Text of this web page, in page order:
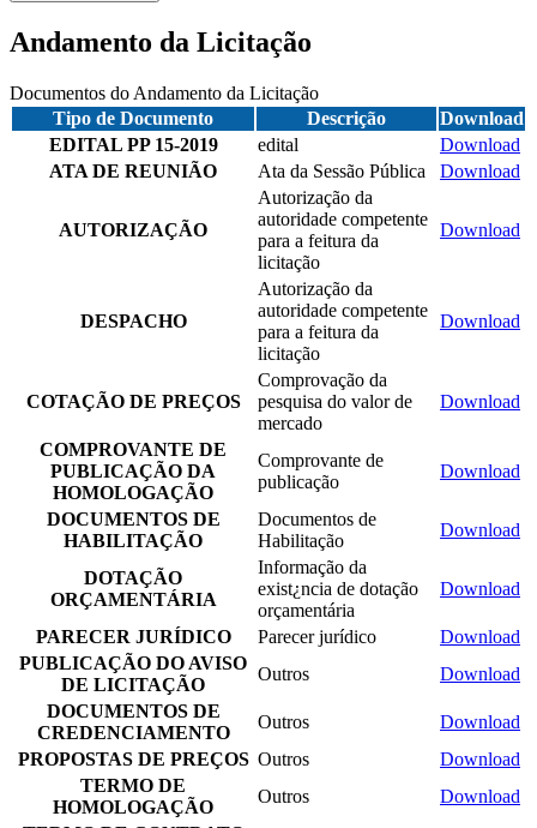
Andamento da Licitação
Documentos do Andamento da Licitação
Tipo de Documento
Descrição
Download
EDITAL PP 15-2019
edital
Download
ATA DE REUNIÃO
Ata da Sessão Pública Download
AUTORIZAÇÃO
Autorização da
autoridade competente
para a feitura da
licitação
Download
DESPACHO
Autorização da
autoridade competente
para a feitura da
licitação
Download
COTAÇÃO DE PREÇOS
Comprovação da
pesquisa do valor de
mercado
Download
COMPROVANTE DE
PUBLICAÇÃO DA
HOMOLOGAÇÃO
Comprovante de
publicação
Download
DOCUMENTOS DE
HABILITAÇÃO
Documentos de
Habilitação
Download
DOTAÇÃO
ORÇAMENTÁRIA
Informação da
exist¿ncia de dotação
orçamentária
Download
PARECER JURÍDICO Parecer jurídico
Download
PUBLICAÇÃO DO AVISO
DE LICITAÇÃO
Outros
Download
DOCUMENTOS DE
CREDENCIAMENTO
Outros
Download
PROPOSTAS DE PREÇOS Outros
Download
TERMO DE
HOMOLOGAÇÃO
Outros
Download